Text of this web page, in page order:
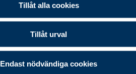
Tillåt alla cookies
Tillåt urval
Endast nödvändiga cookies